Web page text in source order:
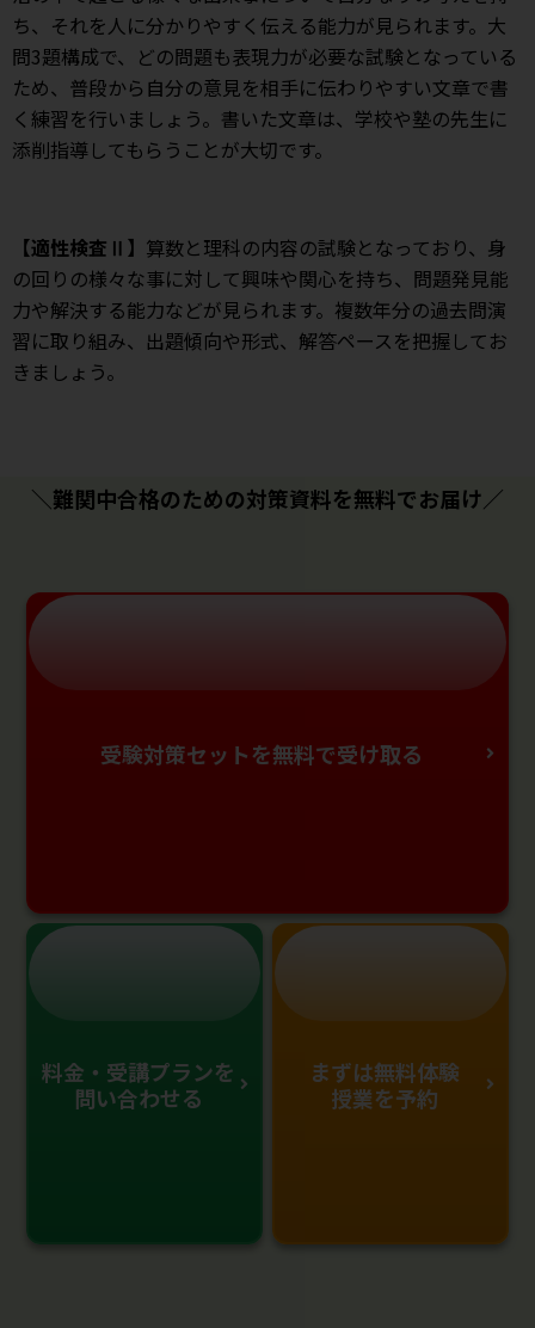
ち、それを人に分かりやすく伝える能力が見られます。大
問3題構成で、どの問題も表現力が必要な試験となっている
ため、普段から自分の意見を相手に伝わりやすい文章で書
く練習を行いましょう。書いた文章は、学校や塾の先生に
添削指導してもらうことが大切です。
【適性検査Ⅱ】 算数と理科の内容の試験となっており、身
の回りの様々な事に対して興味や関心を持ち、問題発見能
力や解決する能力などが見られます。複数年分の過去問演
習に取り組み、出題傾向や形式、解答ペースを把握してお
きましょう。
＼難関中合格のための対策資料を無料でお届け／
受験対策セットを無料で受け取る
料金・受講プランを
問い合わせる
まずは無料体験
授業を予約